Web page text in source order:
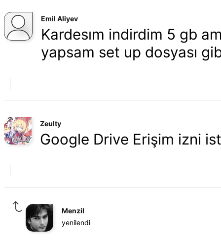
Emil Aliyev
Kardesım indirdim 5 gb
yapsam set up dosyası
Zeulty
Google Drive Erişim izni
Menzil
yenilendi